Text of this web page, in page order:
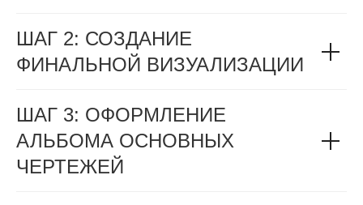
ШАГ 2: СОЗДАНИЕ
ФИНАЛЬНОЙ ВИЗУАЛИЗАЦИИ
ШАГ 3: ОФОРМЛЕНИЕ
АЛЬБОМА ОСНОВНЫХ
ЧЕРТЕЖЕЙ